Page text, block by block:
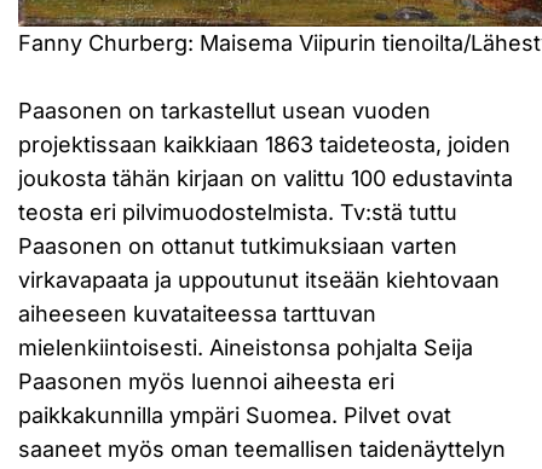
Fanny Churberg: Maisema Viipurin tienoilta/
Paasonen on tarkastellut usean vuoden
projektissaan kaikkiaan 1863 taideteosta, joiden
joukosta tähän kirjaan on valittu 100 edustavinta
teosta eri pilvimuodostelmista. Tv:stä tuttu
Paasonen on ottanut tutkimuksiaan varten
virkavapaata ja uppoutunut itseään kiehtovaan
aiheeseen kuvataiteessa tarttuvan
mielenkiintoisesti. Aineistonsa pohjalta Seija
Paasonen myös luennoi aiheesta eri
paikkakunnilla ympäri Suomea. Pilvet ovat
saaneet myös oman teemallisen taidenäyttelyn